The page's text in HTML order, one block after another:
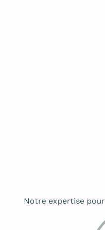
Notre expertise pour